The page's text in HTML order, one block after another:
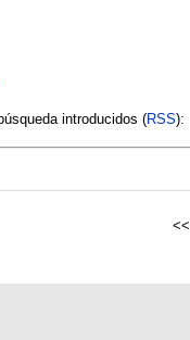
introducidos (RSS):
<<